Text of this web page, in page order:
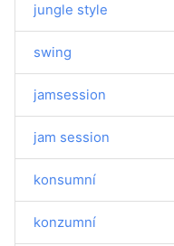
jungle style
swing
jamsession
jam session
konsumní
konzumní